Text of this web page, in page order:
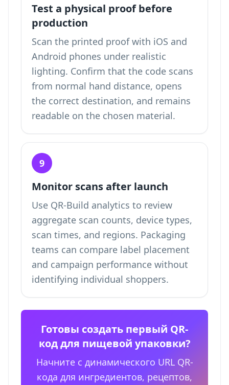
Test a physical proof before
production
Scan the printed proof with iOS and
Android phones under realistic
lighting. Confirm that the code scans
from normal hand distance, opens
the correct destination, and remains
readable on the chosen material.
9
Monitor scans after launch
Use QR-Build analytics to review
aggregate scan counts, device types,
scan times, and regions. Packaging
teams can compare label placement
and campaign performance without
identifying individual shoppers.
Готовы создать первый QR-
код для пищевой упаковки?
Начните с динамического URL QR-
кода для ингредиентов, рецептов,